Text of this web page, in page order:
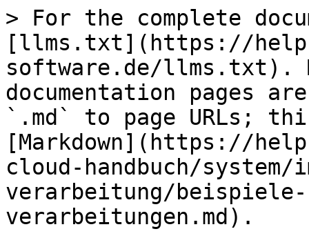
> For the complete
[llms.txt](https://
software.de/llms.txt).
documentation pages
`.md` to page URLs;
[Markdown](https://
cloud-handbuch/
verarbeitung/
verarbeitungen.md).